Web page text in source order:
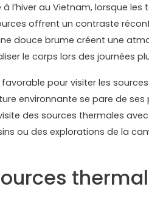
l’hiver au Vietnam, lorsque les
offrent un contraste
douce brume créent une
le corps lors des journées
pour visiter les
environnante se pare de ses
des sources thermales
ou des explorations de la